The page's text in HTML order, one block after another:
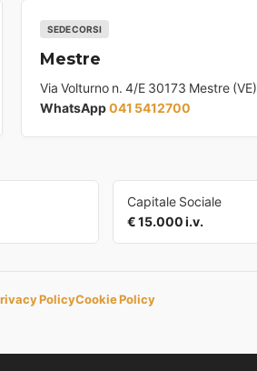
SEDE CORSI
Mestre
Via Volturno n. 4/E 30173 Mestre (VE)
WhatsApp041 5412700
Capitale Sociale
€ 15.000 i.v.
PolicyCookie Policy